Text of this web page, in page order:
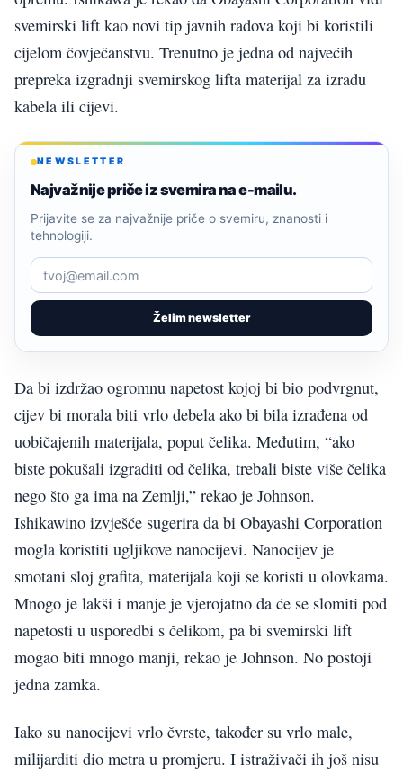
svemirski lift kao novi tip javnih radova koji bi koristili
cijelom čovječanstvu. Trenutno je jedna od najvećih
prepreka izgradnji svemirskog lifta materijal za izradu
kabela ili cijevi.
NEWSLETTER
Najvažnije priče iz svemira na e-mailu.
Želim newsletter
Prijavite se za najvažnije priče o svemiru, znanosti i
tehnologiji.
Da bi izdržao ogromnu napetost kojoj bi bio podvrgnut,
cijev bi morala biti vrlo debela ako bi bila izrađena od
uobičajenih materijala, poput čelika. Međutim, “ako
biste pokušali izgraditi od čelika, trebali biste više čelika
nego što ga ima na Zemlji,” rekao je Johnson.
Ishikawino izvješće sugerira da bi Obayashi Corporation
mogla koristiti ugljikove nanocijevi. Nanocijev je
smotani sloj grafita, materijala koji se koristi u olovkama.
Mnogo je lakši i manje je vjerojatno da će se slomiti pod
napetosti u usporedbi s čelikom, pa bi svemirski lift
mogao biti mnogo manji, rekao je Johnson. No postoji
jedna zamka.
Iako su nanocijevi vrlo čvrste, također su vrlo male,
milijarditi dio metra u promjeru. I istraživači ih još nisu